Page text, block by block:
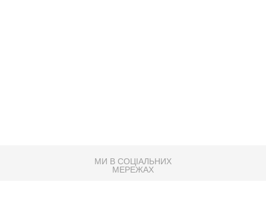
МИ В СОЦІАЛЬНИХ
МЕРЕЖАХ